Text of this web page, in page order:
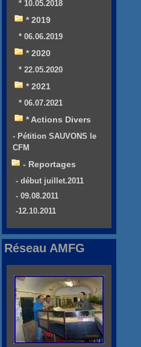
* 10.05.2018
* 2019
* 06.06.2019
* 2020
* 22.05.2020
* 2021
* 06.07.2021
* Actions Divers
- Pétition SAUVONS le
CFM
- Reportages
- début juillet.2011
- 09.08.2011
-12.10.2011
Réseau AMFG